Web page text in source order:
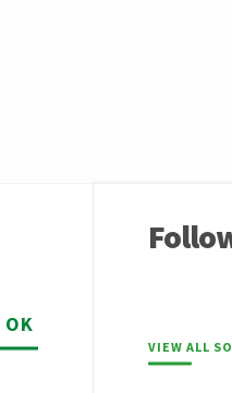
OK
VIEW ALL